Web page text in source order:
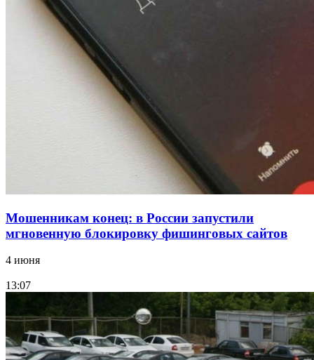
Покушение на убийство в Волгограде: девушка
напала на незнакомую женщину с ножом
Сладкий праздник в Волгограде: в Центральном
парке прошёл фестиваль „Арбузный переполох“
Мошенникам конец: в России запустили
мгновенную блокировку фишинговых сайтов
4 июня
13:07